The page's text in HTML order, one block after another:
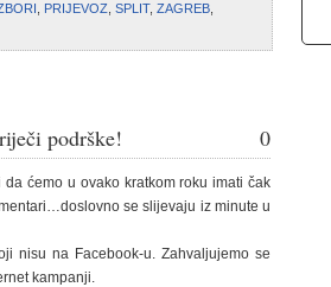
PRIJEVOZ SPLIT, ZAGREB
podrške! 0
ćemo u ovako kratkom roku imati čak
se slijevaju iz minute u
nisu na Facebook-u. Zahvaljujemo se
kampanji.